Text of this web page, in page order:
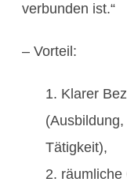
verbunden ist.“
– Vorteil:
Klarer
Tätigkeit),
räumliche